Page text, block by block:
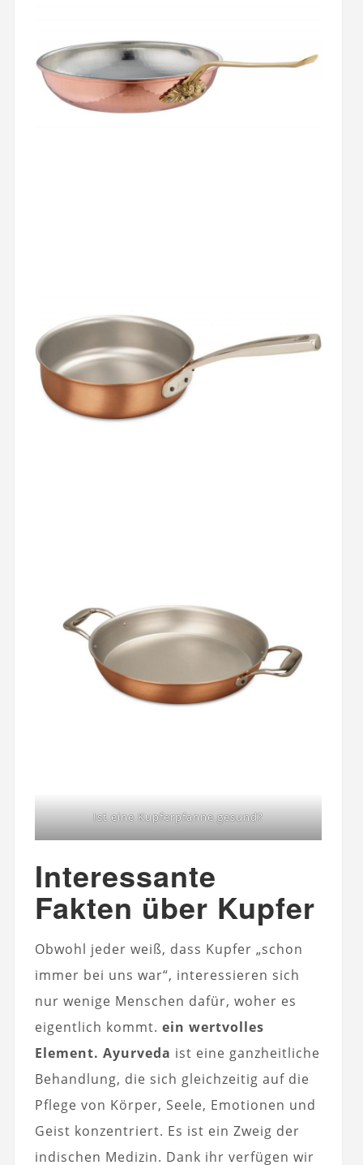
Ist eine Kupferpfanne gesund?
Interessante
Fakten über Kupfer
Obwohl jeder weiß, dass Kupfer „schon
immer bei uns war“, interessieren sich
nur wenige Menschen dafür, woher es
eigentlich kommt. ein wertvolles
Element. Ayurveda ist eine ganzheitliche
Behandlung, die sich gleichzeitig auf die
Pflege von Körper, Seele, Emotionen und
Geist konzentriert. Es ist ein Zweig der
indischen Medizin. Dank ihr verfügen wir